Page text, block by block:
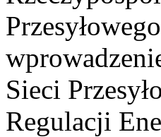
Sieci
Regulacji